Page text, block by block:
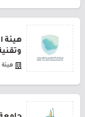
هيئة
هيئة